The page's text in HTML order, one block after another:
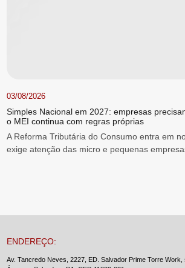
03/08/2026
Simples Nacional em 2027: empresas
o MEI continua com regras próprias
A Reforma Tributária do Consumo entra em
exige atenção das micro e pequenas
ENDEREÇO:
Av. Tancredo Neves, 2227, ED. Salvador Prime Torre Work,